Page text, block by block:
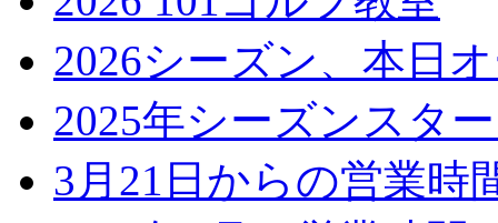
2026シーズン、本日
2025年シーズンスタ
3月21日からの営業時